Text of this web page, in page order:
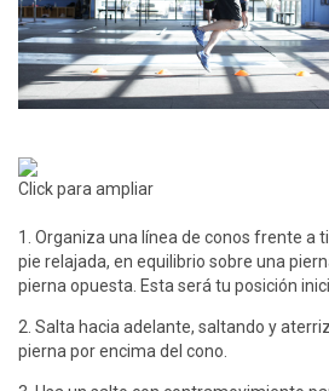
Click para ampliar
1. Organiza una línea de conos frente a
pie relajada, en equilibrio sobre una
pierna opuesta. Esta será tu posición
2. Salta hacia adelante, saltando y
pierna por encima del cono.